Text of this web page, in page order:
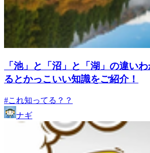
「池」と「沼」と「湖」の違い
るとかっこいい知識をご紹介！
#これ知ってる？？
ナギ